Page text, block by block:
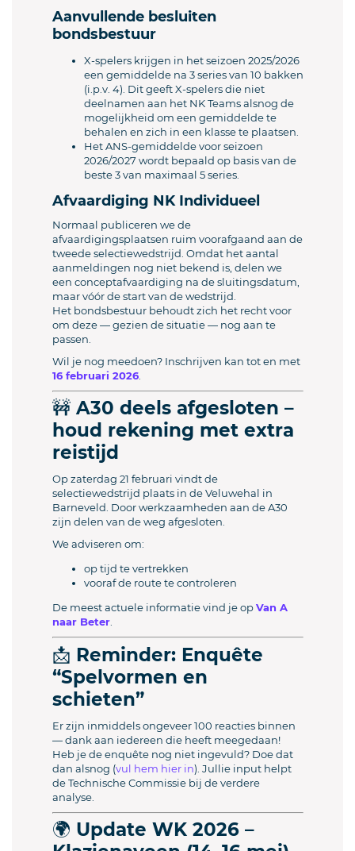
Aanvullende besluiten
bondsbestuur
X‑spelers krijgen in het seizoen 2025/2026
een gemiddelde na 3 series van 10 bakken
(i.p.v. 4). Dit geeft X‑spelers die niet
deelnamen aan het NK Teams alsnog de
mogelijkheid om een gemiddelde te
behalen en zich in een klasse te plaatsen.
Het ANS‑gemiddelde voor seizoen
2026/2027 wordt bepaald op basis van de
beste 3 van maximaal 5 series.
Afvaardiging NK Individueel
Normaal publiceren we de
afvaardigingsplaatsen ruim voorafgaand aan de
tweede selectiewedstrijd. Omdat het aantal
aanmeldingen nog niet bekend is, delen we
een conceptafvaardiging na de sluitingsdatum,
maar vóór de start van de wedstrijd.
Het bondsbestuur behoudt zich het recht voor
om deze — gezien de situatie — nog aan te
passen.
Wil je nog meedoen? Inschrijven kan tot en met
16 februari 2026.
🚧 A30 deels afgesloten –
houd rekening met extra
reistijd
Op zaterdag 21 februari vindt de
selectiewedstrijd plaats in de Veluwehal in
Barneveld. Door werkzaamheden aan de A30
zijn delen van de weg afgesloten.
We adviseren om:
op tijd te vertrekken
vooraf de route te controleren
De meest actuele informatie vind je opVan A
naar Beter.
📩 Reminder: Enquête
“Spelvormen en
schieten”
Er zijn inmiddels ongeveer 100 reacties binnen
— dank aan iedereen die heeft meegedaan!
Heb je de enquête nog niet ingevuld? Doe dat
dan alsnog (vul hem hier in). Jullie input helpt
de Technische Commissie bij de verdere
analyse.
🌍 Update WK 2026 –